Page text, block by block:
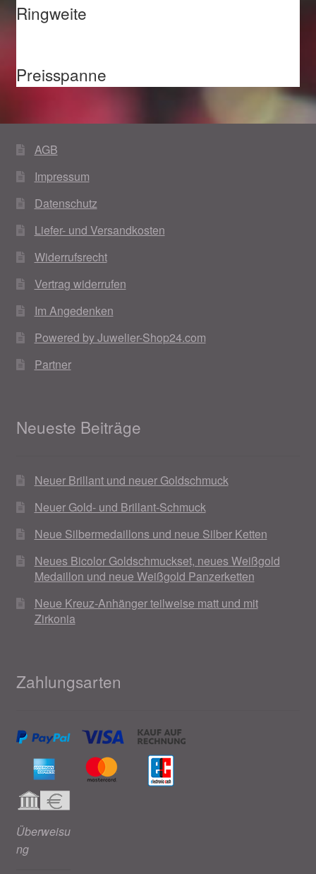
Ringweite
Preisspanne
AGB
Impressum
Datenschutz
Liefer- und Versandkosten
Widerrufsrecht
Vertrag widerrufen
Im Angedenken
Powered by Juwelier-Shop24.com
Partner
Neueste Beiträge
Neuer Brillant und neuer Goldschmuck
Neuer Gold- und Brillant-Schmuck
Neue Silbermedaillons und neue Silber Ketten
Neues Bicolor Goldschmuckset, neues Weißgold
Medaillon und neue Weißgold Panzerketten
Neue Kreuz-Anhänger teilweise matt und mit
Zirkonia
Zahlungsarten
Überweisu
ng